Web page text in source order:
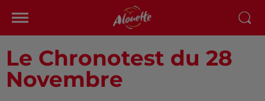
Le Chronotest du 28
Novembre